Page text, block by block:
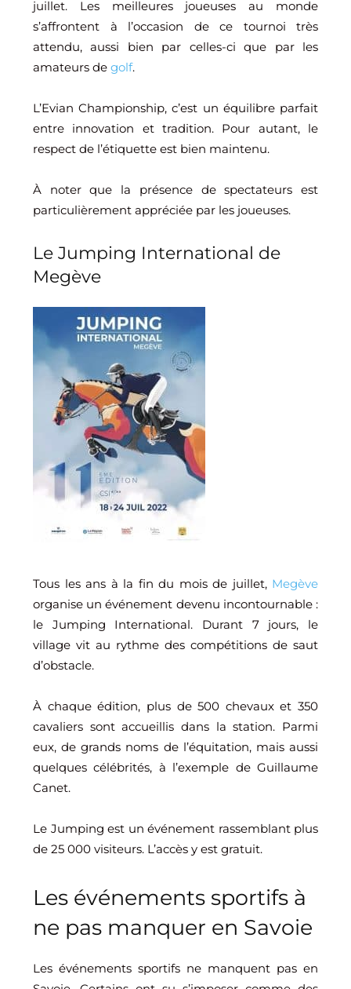
juillet. Les meilleures joueuses au monde
s’affrontent à l’occasion de ce tournoi très
attendu, aussi bien par celles-ci que par les
amateurs de golf.
L’Evian Championship, c’est un équilibre parfait
entre innovation et tradition. Pour autant, le
respect de l’étiquette est bien maintenu.
À noter que la présence de spectateurs est
particulièrement appréciée par les joueuses.
Le Jumping International de
Megève
Tous les ans à la fin du mois de juillet, Megève
organise un événement devenu incontournable :
le Jumping International. Durant 7 jours, le
village vit au rythme des compétitions de saut
d’obstacle.
À chaque édition, plus de 500 chevaux et 350
cavaliers sont accueillis dans la station. Parmi
eux, de grands noms de l’équitation, mais aussi
quelques célébrités, à l’exemple de Guillaume
Canet.
Le Jumping est un événement rassemblant plus
de 25 000 visiteurs. L’accès y est gratuit.
Les événements sportifs à
ne pas manquer en Savoie
Les événements sportifs ne manquent pas en